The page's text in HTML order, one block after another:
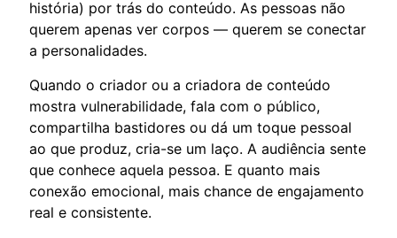
história) por trás do conteúdo. As pessoas não
querem apenas ver corpos — querem se conectar
a personalidades.
Quando o criador ou a criadora de conteúdo
mostra vulnerabilidade, fala com o público,
compartilha bastidores ou dá um toque pessoal
ao que produz, cria-se um laço. A audiência sente
que conhece aquela pessoa. E quanto mais
conexão emocional, mais chance de engajamento
real e consistente.